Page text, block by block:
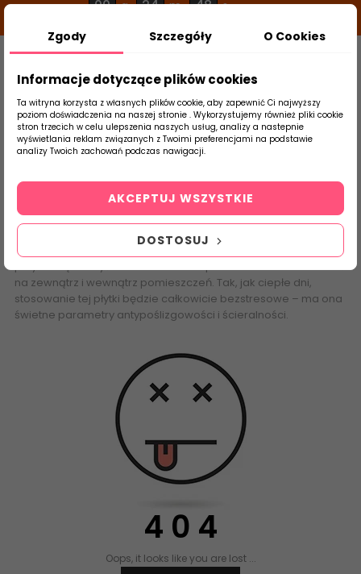
00 g 24 m 48 s
Szukaj
produktu
Strona Główna Klinkier Paradyż
Aquarius
Tony ciepła Ciepła w kolekcji Aquarius na pewno nie
zabraknie! Ciepła kolorystyka i wygląd powierzchni, do których
zostały wykorzystane te płytki wprawią Cię w dobry nastrój i
na zewnątrz i wewnątrz pomieszczeń. Tak, jak ciepłe dni,
stosowanie tej płytki będzie całkowicie bezstresowe – ma ona
świetne parametry antypoślizgowości i ścieralności.
4 0 4
Oops, it looks like you are lost ...
Zgody Szczegóły O Cookies
Informacje dotyczące plików cookies
Ta witryna korzysta z własnych plików cookie, aby zapewnić Ci najwyższy
poziom doświadczenia na naszej stronie . Wykorzystujemy również pliki cookie
stron trzecich w celu ulepszenia naszych usług, analizy a nastepnie
wyświetlania reklam związanych z Twoimi preferencjami na podstawie
analizy Twoich zachowań podczas nawigacji.
DOSTOSUJ
AKCEPTUJ WSZYSTKIE